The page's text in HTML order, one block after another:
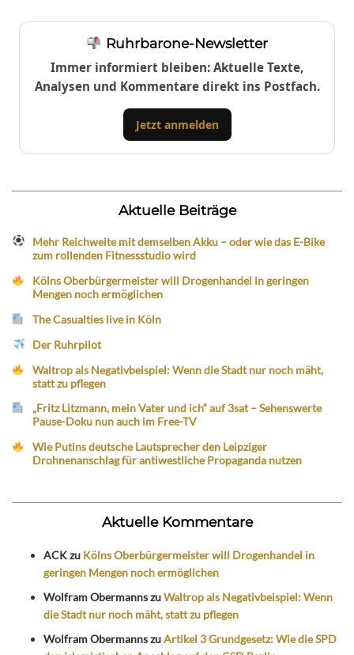
Ruhrbarone-Newsletter
Immer informiert bleiben: Aktuelle Texte,
Analysen und Kommentare direkt ins Postfach.
Jetzt anmelden
Aktuelle Beiträge
Mehr Reichweite mit demselben Akku – oder wie das E-Bike
zum rollenden Fitnessstudio wird
Kölns Oberbürgermeister will Drogenhandel in geringen
Mengen noch ermöglichen
The Casualties live in Köln
Der Ruhrpilot
Waltrop als Negativbeispiel: Wenn die Stadt nur noch mäht,
statt zu pflegen
„Fritz Litzmann, mein Vater und ich“ auf 3sat – Sehenswerte
Pause-Doku nun auch im Free-TV
Wie Putins deutsche Lautsprecher den Leipziger
Drohnenanschlag für antiwestliche Propaganda nutzen
Aktuelle Kommentare
ACKzu Kölns Oberbürgermeister will Drogenhandel in
geringen Mengen noch ermöglichen
Wolfram ObermannszuWaltrop als Negativbeispiel: Wenn
die Stadt nur noch mäht, statt zu pflegen
Wolfram ObermannszuArtikel 3 Grundgesetz: Wie die SPD